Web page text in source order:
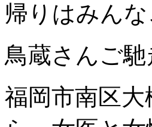
帰りはみん
鳥蔵さんご
福岡市南区